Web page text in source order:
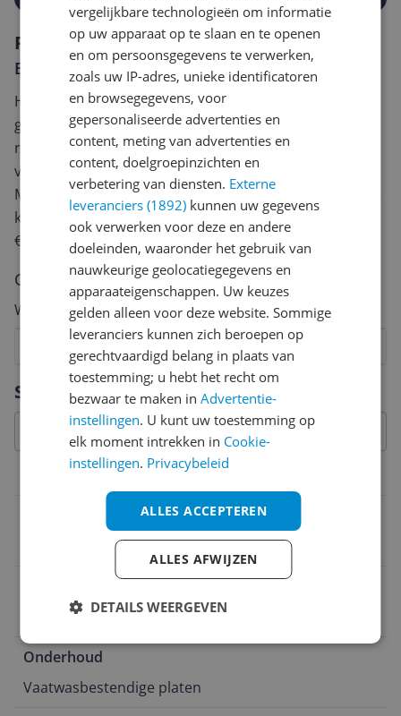
Specificaties
Belangrijkste kenmerken
Anti-aanbaklaag
Vlees / vis / groenten
Onderhoud
Vaatwasbestendige platen
Reviews
Er zijn nog geen reviews geschreven
Heb jij dit product in bezit en wil je graag je mening
geven? Start dan hieronder met het schrijven van je
review. Afhankelijk van de details duurt het schrijven
van een review gemiddeld tussen de 3 en 10 minuten.
Met jouw mening help je andere bezoekers een betere
keuze te maken én maak je iedere maand kans op
€250,-!
Klik hier voor de actievoorwaarden.
Cijfer
Welk cijfer geef jij dit product?
8
4
3
Vraag 1 van 4
vergelijkbare technologieën om informatie
op uw apparaat op te slaan en te openen
en om persoonsgegevens te verwerken,
zoals uw IP-adres, unieke identificatoren
en browsegegevens, voor
gepersonaliseerde advertenties en
content, meting van advertenties en
content, doelgroepinzichten en
verbetering van diensten. Externe
leveranciers (1892) kunnen uw gegevens
ook verwerken voor deze en andere
doeleinden, waaronder het gebruik van
nauwkeurige geolocatiegegevens en
apparaateigenschappen. Uw keuzes
gelden alleen voor deze website. Sommige
leveranciers kunnen zich beroepen op
gerechtvaardigd belang in plaats van
toestemming; u hebt het recht om
bezwaar te maken inAdvertentie-
instellingen. U kunt uw toestemming op
elk moment intrekken in Cookie-
instellingen. Privacybeleid
ALLES ACCEPTEREN
ALLES AFWIJZEN
DETAILS WEERGEVEN